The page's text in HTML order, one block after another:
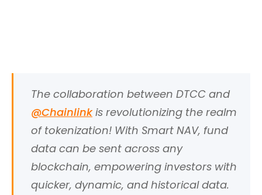
The collaboration between DTCC and
@Chainlinkis revolutionizing the realm
of tokenization! With Smart NAV, fund
data can be sent across any
blockchain, empowering investors with
quicker, dynamic, and historical data.